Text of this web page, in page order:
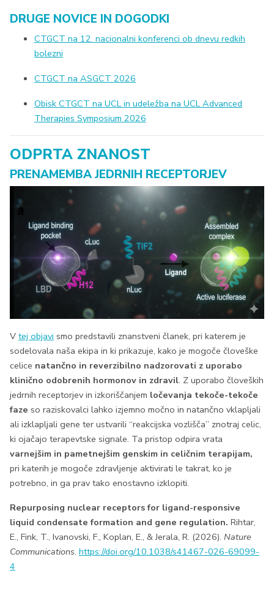
DRUGE NOVICE IN DOGODKI
CTGCT na 12. nacionalni konferenci ob dnevu redkih
bolezni
CTGCT na ASGCT 2026
Obisk CTGCT na UCL in udeležba na UCL Advanced
Therapies Symposium 2026
ODPRTA ZNANOST
PRENAMEMBA JEDRNIH RECEPTORJEV
V tej objavi smo predstavili znanstveni članek, pri katerem je
sodelovala naša ekipa in ki prikazuje, kako je mogoče človeške
celice natančno in reverzibilno nadzorovati z uporabo
klinično odobrenih hormonov in zdravil. Z uporabo človeških
jedrnih receptorjev in izkoriščanjem ločevanja tekoče-tekoče
faze so raziskovalci lahko izjemno močno in natančno vklapljali
ali izklapljali gene ter ustvarili “reakcijska vozlišča” znotraj celic,
ki ojačajo terapevtske signale. Ta pristop odpira vrata
varnejšim in pametnejšim genskim in celičnim terapijam,
pri katerih je mogoče zdravljenje aktivirati le takrat, ko je
potrebno, in ga prav tako enostavno izklopiti.
Repurposing nuclear receptors for ligand-responsive
liquid condensate formation and gene regulation. Rihtar,
E., Fink, T., Ivanovski, F., Koplan, E., & Jerala, R. (2026). Nature
Communications. https://doi.org/10.1038/s41467-026-69099-
4